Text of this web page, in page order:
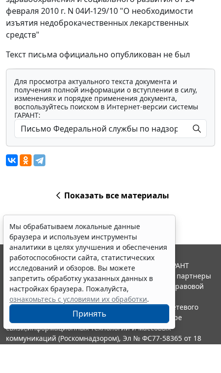
февраля 2010 г. N 04И-129/10 "О необходимости
изъятия недоброкачественных лекарственных
средств"
Текст письма официально опубликован не был
Для просмотра актуального текста документа и
получения полной информации о вступлении в силу,
изменениях и порядке применения документа,
воспользуйтесь поиском в Интернет-версии системы
ГАРАНТ:
Показать все материалы
Мы обрабатываем локальные данные
браузера и используем инструменты
аналитики в целях улучшения и обеспечения
работоспособности сайта, статистических
исследований и обзоров. Вы можете
запретить обработку указанных данных в
настройках браузера. Пожалуйста,
ознакомьтесь с условиями их обработки.
Принять
© ООО "НПП "ГАРАНТ-СЕРВИС", 2026. Система ГАРАНТ
выпускается с 1990 года. Компания "Гарант" и ее партнеры
являются участниками Российской ассоциации правовой
информации ГАРАНТ.
Портал ГАРАНТ.РУ зарегистрирован в качестве сетевого
издания Федеральной службой по надзору в сфере
связи,информационных технологий и массовых
коммуникаций (Роскомнадзором), Эл № ФС77-58365 от 18